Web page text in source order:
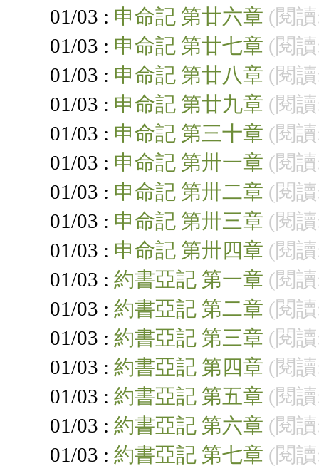
01/03 : 申命記 第廿六章 (閱
01/03 : 申命記 第廿七章 (閱
01/03 : 申命記 第廿八章 (閱
01/03 : 申命記 第廿九章 (閱
01/03 : 申命記 第三十章 (閱
01/03 : 申命記 第卅一章 (閱
01/03 : 申命記 第卅二章 (閱
01/03 : 申命記 第卅三章 (閱
01/03 : 申命記 第卅四章 (閱
01/03 : 約書亞記 第一章 (閱
01/03 : 約書亞記 第二章 (閱
01/03 : 約書亞記 第三章 (閱
01/03 : 約書亞記 第四章 (閱
01/03 : 約書亞記 第五章 (閱
01/03 : 約書亞記 第六章 (閱
01/03 : 約書亞記 第七章 (閱